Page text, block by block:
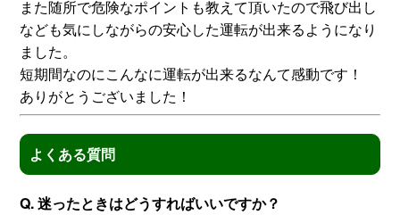
また随所で危険なポイントも教えて頂いたので飛び出し
なども気にしながらの安心した運転が出来るようになり
ました。
短期間なのにこんなに運転が出来るなんて感動です！
ありがとうございました！
よくある質問
Q. 迷ったときはどうすればいいですか？